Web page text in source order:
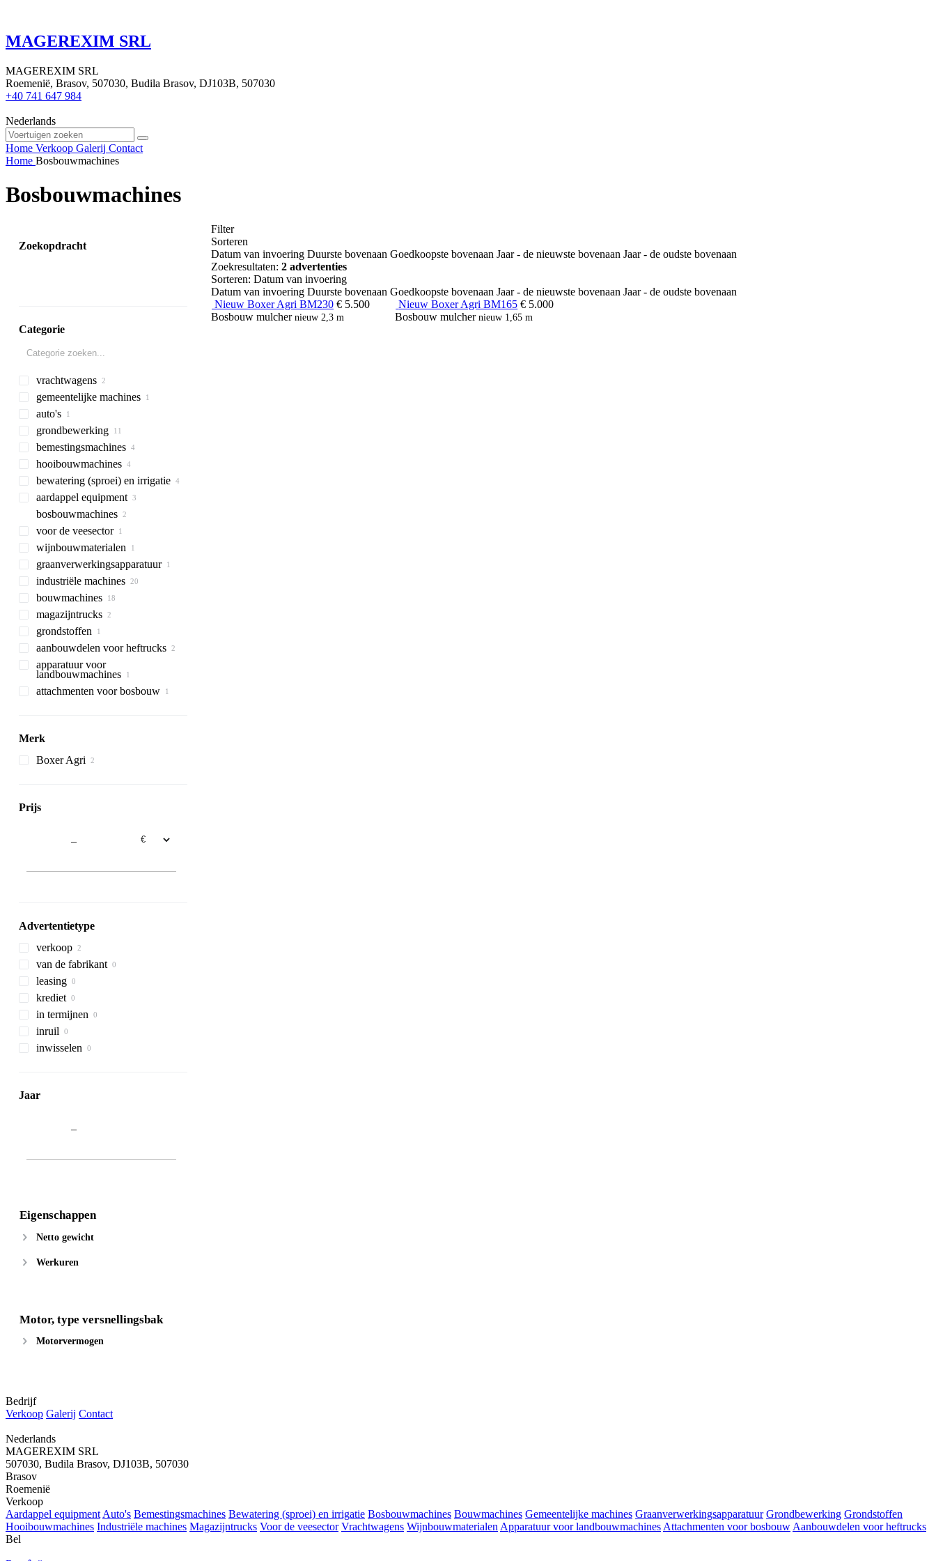
MAGEREXIM SRL
MAGEREXIM SRL
Roemenië, Brasov, 507030, Budila Brasov, DJ103B, 507030
+40 741 647 984
Nederlands
Home Verkoop Galerij Contact
Home Bosbouwmachines
Bosbouwmachines
Zoekopdracht
Categorie
vrachtwagens
huifzeilen vrachtwagens
koelvrachtwagens
gemeentelijke machines
gemeentelijke voertuigen
vacuümtrailers
auto's
grondbewerking
cultivatoren
voorzetwoelers
stoppelcultivators
schijveneggen
schijfploegen
mulchers
tractor mulchers
weideslepen
rotavators
aanaarders
bemestingsmachines
kunstmeststrooiers
gedragen
kunstmeststrooiers
mestverspreiders
mesttanks
mestmixers
hooibouwmachines
maaiers
cyclomaaiers
zwadkeerders
balenwagens
bewatering (sproei) en irrigatie
getrokken veldspuiten
irrigatie machines
aardappel equipment
aardappelpootmachines
rijenfrezen
aardappel gravers
bosbouwmachines
bosbouw mulchers
voor de veesector
voor de veesector
voermengwagens
verticale
wijnbouwmaterialen
smalspoor tractoren
graanverwerkingsapparatuur
graanvijzels
industriële machines
elektrische generatoren
dieselaggregaten
pompapparatuur
industriële pompen
motorpompen
verpakkingsmachines
wegende
bouwmachines
graafmachines
rupsgraafmachines
graaflaadmachines
minigravers
telescopische giek
graafmachines
bouwladers
mini-rupsladers
multifunctionele
laadmachines
walzen
kleine walzen
hoogwerkers
schaarhoogwerkers
magazijntrucks
vorkheftrucks
ruwterreinheftrucks
grondstoffen
bouwmaterialen
muur materialen
aanbouwdelen voor heftrucks
heftruck rotatoren
apparatuur voor
landbouwmachines
voerdoseerbakken
attachmenten voor bosbouw
Merk
Boxer Agri
Prijs
–
Advertentietype
verkoop
van de fabrikant
leasing
krediet
in termijnen
inruil
inwisselen
Jaar
–
Eigenschappen
Netto gewicht
Werkuren
Motor, type versnellingsbak
Motorvermogen
Filter
Sorteren
Datum van invoering Duurste bovenaan Goedkoopste bovenaan Jaar - de nieuwste bovenaan Jaar - de oudste bovenaan
Zoekresultaten: 2 advertenties
Sorteren: Datum van invoering
Datum van invoering Duurste bovenaan Goedkoopste bovenaan Jaar - de nieuwste bovenaan Jaar - de oudste bovenaan
Nieuw Boxer Agri BM230 € 5.500
Bosbouw mulcher nieuw 2,3 m
Nieuw Boxer Agri BM165 € 5.000
Bosbouw mulchernieuw 1,65 m
Bedrijf
Verkoop Galerij Contact
Nederlands
MAGEREXIM SRL
507030, Budila Brasov, DJ103B, 507030
Brasov
Roemenië
Verkoop
Aardappel equipment Auto's Bemestingsmachines Bewatering (sproei) en irrigatie Bosbouwmachines Bouwmachines Gemeentelijke machines Graanverwerkingsapparatuur Grondbewerking Grondstoffen
Hooibouwmachines Industriële machines Magazijntrucks Voor de veesector Vrachtwagens Wijnbouwmaterialen Apparatuur voor landbouwmachines Attachmenten voor bosbouw Aanbouwdelen voor heftrucks
Bel